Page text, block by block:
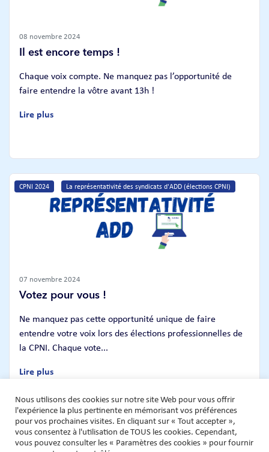
08 novembre 2024
Il est encore temps !
Chaque voix compte. Ne manquez pas l’opportunité de
faire entendre la vôtre avant 13h !
Lire plus
CPNI 2024 La représentativité des syndicats d'ADD (élections CPNI)
07 novembre 2024
Votez pour vous !
Ne manquez pas cette opportunité unique de faire
entendre votre voix lors des élections professionnelles de
la CPNI. Chaque vote...
Lire plus
Nous utilisons des cookies sur notre site Web pour vous offrir
l'expérience la plus pertinente en mémorisant vos préférences
pour vos prochaines visites. En cliquant sur « Tout accepter »,
vous consentez à l'utilisation de TOUS les cookies. Cependant,
vous pouvez consulter les « Paramètres des cookies » pour fournir